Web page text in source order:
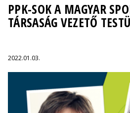
PPK-SOK A MAGYAR
TÁRSASÁG VEZETŐ
2022.01.03.